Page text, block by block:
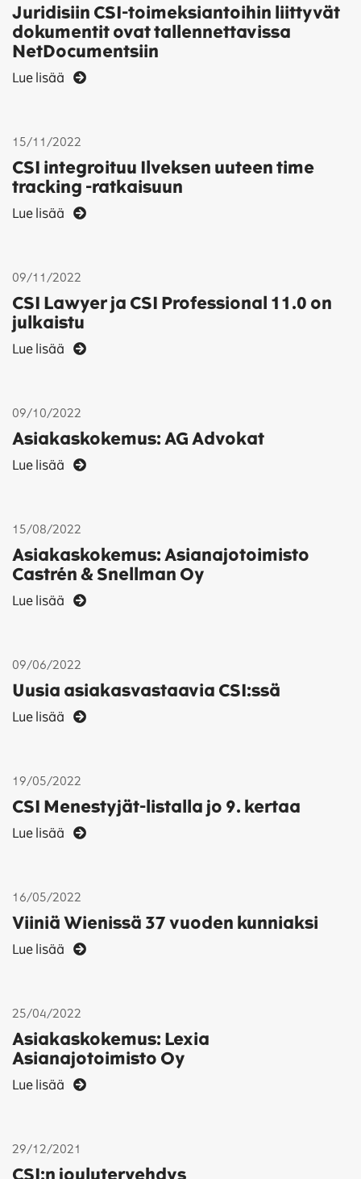
Juridisiin CSI-toimeksiantoihin liittyvät
dokumentit ovat tallennettavissa
NetDocumentsiin
Lue lisää
15/11/2022
CSI integroituu Ilveksen uuteen time
tracking -ratkaisuun
Lue lisää
09/11/2022
CSI Lawyer ja CSI Professional 11.0 on
julkaistu
Lue lisää
09/10/2022
Asiakaskokemus: AG Advokat
Lue lisää
15/08/2022
Asiakaskokemus: Asianajotoimisto
Castrén & Snellman Oy
Lue lisää
09/06/2022
Uusia asiakasvastaavia CSI:ssä
Lue lisää
19/05/2022
CSI Menestyjät-listalla jo 9. kertaa
Lue lisää
16/05/2022
Viiniä Wienissä 37 vuoden kunniaksi
Lue lisää
25/04/2022
Asiakaskokemus: Lexia
Asianajotoimisto Oy
Lue lisää
29/12/2021